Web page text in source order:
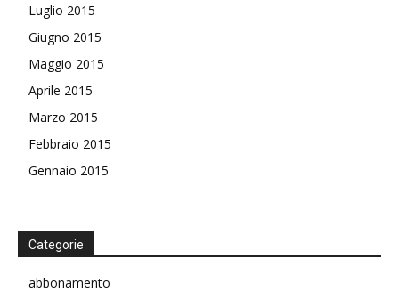
Luglio 2015
Giugno 2015
Maggio 2015
Aprile 2015
Marzo 2015
Febbraio 2015
Gennaio 2015
Categorie
abbonamento